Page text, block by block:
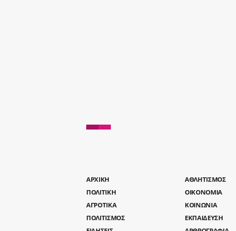
AΡΧΙΚΗ
ΑΘΛΗΤΙΣΜΟΣ
ΠΟΛΙΤΙΚΗ
ΟΙΚΟΝΟΜΙΑ
ΑΓΡΟΤΙΚΑ
ΚΟΙΝΩΝΙΑ
ΠΟΛΙΤΙΣΜΟΣ
ΕΚΠΑΙΔΕΥΣΗ